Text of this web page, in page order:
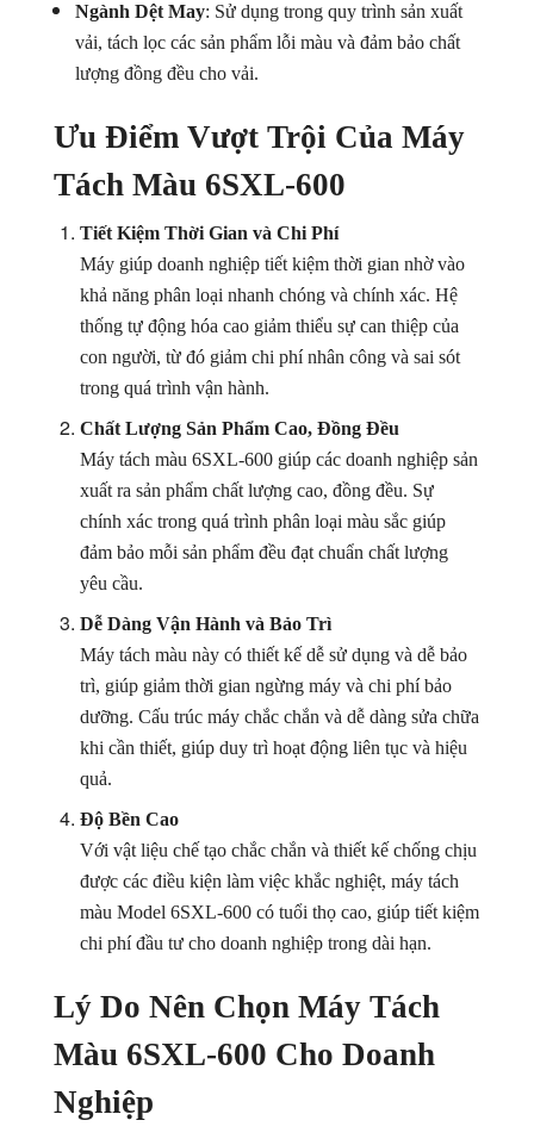
Ngành Dệt May: Sử dụng trong quy trình sản xuất
vải, tách lọc các sản phẩm lỗi màu và đảm bảo chất
lượng đồng đều cho vải.
Ưu Điểm Vượt Trội Của Máy
Tách Màu 6SXL-600
Tiết Kiệm Thời Gian và Chi Phí
Máy giúp doanh nghiệp tiết kiệm thời gian nhờ vào
khả năng phân loại nhanh chóng và chính xác. Hệ
thống tự động hóa cao giảm thiểu sự can thiệp của
con người, từ đó giảm chi phí nhân công và sai sót
trong quá trình vận hành.
Chất Lượng Sản Phẩm Cao, Đồng Đều
Máy tách màu 6SXL-600 giúp các doanh nghiệp sản
xuất ra sản phẩm chất lượng cao, đồng đều. Sự
chính xác trong quá trình phân loại màu sắc giúp
đảm bảo mỗi sản phẩm đều đạt chuẩn chất lượng
yêu cầu.
Dễ Dàng Vận Hành và Bảo Trì
Máy tách màu này có thiết kế dễ sử dụng và dễ bảo
trì, giúp giảm thời gian ngừng máy và chi phí bảo
dưỡng. Cấu trúc máy chắc chắn và dễ dàng sửa chữa
khi cần thiết, giúp duy trì hoạt động liên tục và hiệu
quả.
Độ Bền Cao
Với vật liệu chế tạo chắc chắn và thiết kế chống chịu
được các điều kiện làm việc khắc nghiệt, máy tách
màu Model 6SXL-600 có tuổi thọ cao, giúp tiết kiệm
chi phí đầu tư cho doanh nghiệp trong dài hạn.
Lý Do Nên Chọn Máy Tách
Màu 6SXL-600 Cho Doanh
Nghiệp